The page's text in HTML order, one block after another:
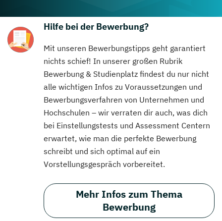
Hilfe bei der Bewerbung?
Mit unseren Bewerbungstipps geht garantiert
nichts schief! In unserer großen Rubrik
Bewerbung & Studienplatz findest du nur nicht
alle wichtigen Infos zu Voraussetzungen und
Bewerbungsverfahren von Unternehmen und
Hochschulen – wir verraten dir auch, was dich
bei Einstellungstests und Assessment Centern
erwartet, wie man die perfekte Bewerbung
schreibt und sich optimal auf ein
Vorstellungsgespräch vorbereitet.
Mehr Infos zum Thema
Bewerbung